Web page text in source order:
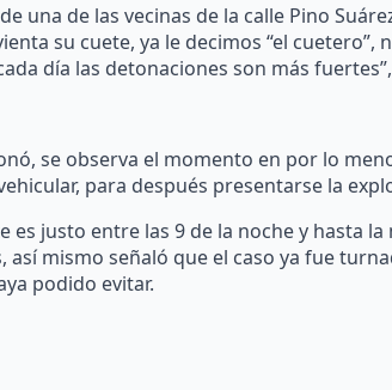
una de las vecinas de la calle Pino
su cuete, ya le decimos “el
día las detonaciones son más
se observa el momento en por lo
para después presentarse la
es justo entre las 9 de la noche y hasta
mismo señaló que el caso ya fue
podido evitar.